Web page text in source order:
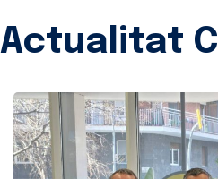
Actualitat